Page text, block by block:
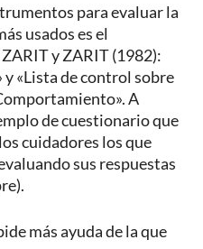
para evaluar la
usados es el
y ZARIT (1982):
y «Lista de control sobre
A
de cuestionario que
cuidadores los que
sus respuestas
más ayuda de la que